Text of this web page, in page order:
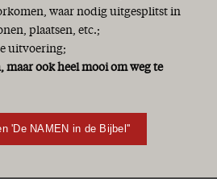
waar nodig uitgesplitst in
plaatsen, etc.;
uitvoering;
maar ook heel mooi om weg te
'De NAMEN in de Bijbel''